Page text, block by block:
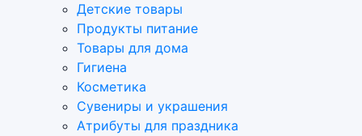
Детские товары
Продукты питание
Товары для дома
Гигиена
Косметика
Сувениры и украшения
Атрибуты для праздника